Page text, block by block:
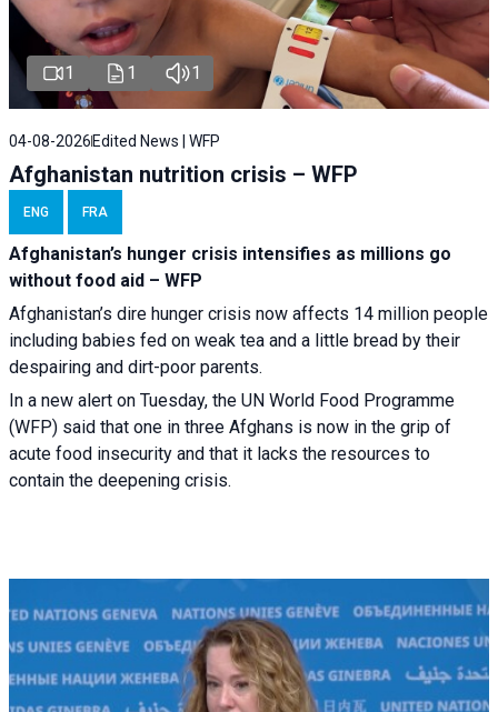
1 1 1
04-08-2026 Edited News | WFP
Afghanistan nutrition crisis – WFP
ENG FRA
Afghanistan’s hunger crisis intensifies as millions go
without food aid – WFP
Afghanistan’s dire hunger crisis now affects 14 million people
including babies fed on weak tea and a little bread by their
despairing and dirt-poor parents.
In a new alert on Tuesday, the UN World Food Programme
(WFP) said that one in three Afghans is now in the grip of
acute food insecurity and that it lacks the resources to
contain the deepening crisis.